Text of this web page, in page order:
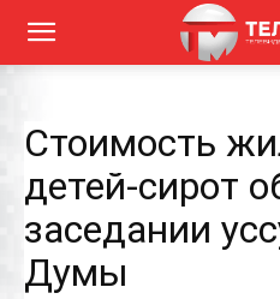
Стоимость
детей-сирот
заседании
Думы